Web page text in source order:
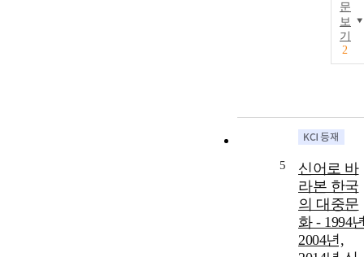
문
보
기
2
5
신어로 바
라본 한국
의 대중문
화 - 1994
2004년,